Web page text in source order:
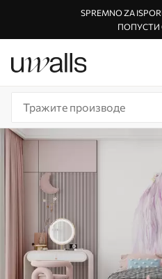
SPREMNO ZA
ПОПУСТИ